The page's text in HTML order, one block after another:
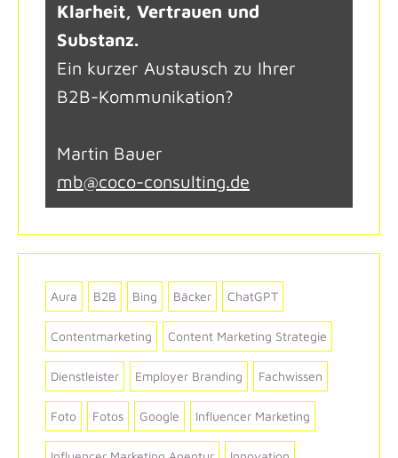
Klarheit, Vertrauen und
Substanz.
Ein kurzer Austausch zu Ihrer
B2B-Kommunikation?
Martin Bauer
mb@coco-consulting.de
Aura B2B Bing Bäcker ChatGPT
Contentmarketing Content Marketing Strategie
Dienstleister Employer Branding Fachwissen
Foto Fotos Google Influencer Marketing